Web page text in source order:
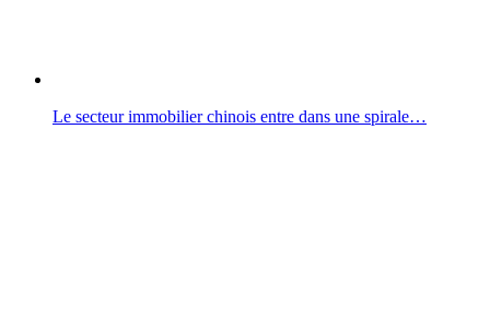
Le secteur immobilier chinois entre dans une spirale…